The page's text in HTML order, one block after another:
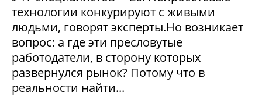
технологии конкурируют с живыми
людьми, говорят эксперты.Но возникает
вопрос: а где эти пресловутые
работодатели, в сторону которых
развернулся рынок? Потому что в
реальности найти...